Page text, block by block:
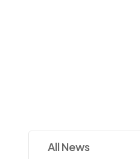
All News